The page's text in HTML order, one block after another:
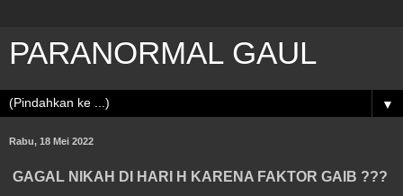
PARANORMAL GAUL
▼
Rabu, 18 Mei 2022
GAGAL NIKAH DI HARI H KARENA FAKTOR GAIB ???